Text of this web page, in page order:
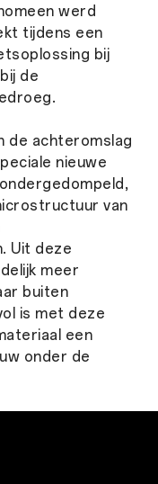
werd
tijdens een
bij
de
de achteromslag
nieuwe
van
Uit deze
meer
buiten
is met deze
een
onder de